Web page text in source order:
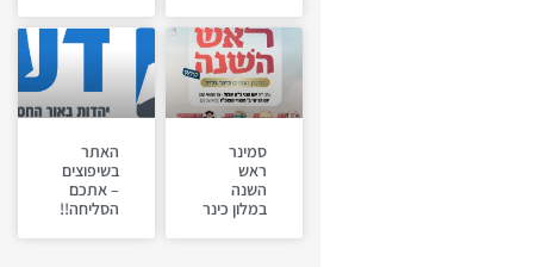
סמינר
ראש
השנה
במלון כינר
האתר
בשיפוצים
– אתכם
הסליחה!!